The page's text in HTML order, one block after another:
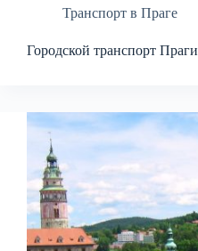
Транспорт в Праге
Городской транспорт Праги